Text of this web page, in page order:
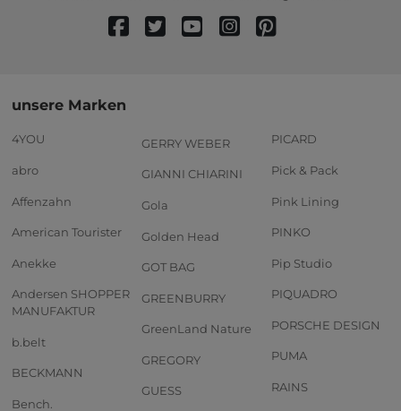
unsere Marken
4YOU
abro
Affenzahn
American Tourister
Anekke
Andersen SHOPPER
MANUFAKTUR
b.belt
BECKMANN
Bench.
GERRY WEBER
GIANNI CHIARINI
Gola
Golden Head
GOT BAG
GREENBURRY
GreenLand Nature
GREGORY
GUESS
PICARD
Pick & Pack
Pink Lining
PINKO
Pip Studio
PIQUADRO
PORSCHE DESIGN
PUMA
RAINS